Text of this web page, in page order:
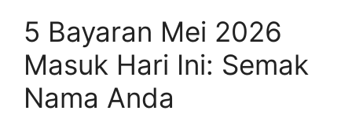
5 Bayaran Mei 2026
Masuk Hari Ini: Semak
Nama Anda